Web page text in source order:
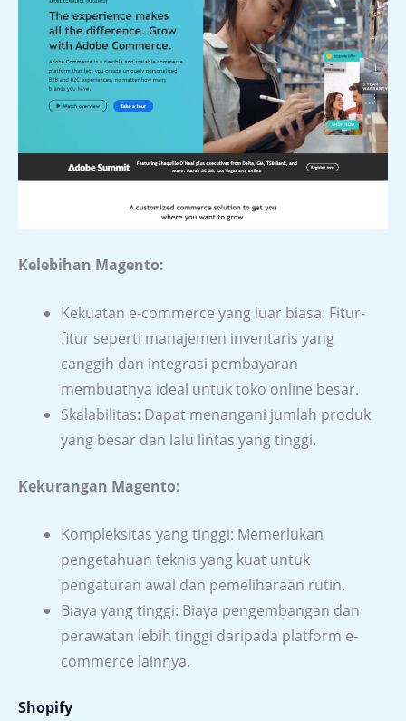
Kelebihan Magento:
Kekuatan e-commerce yang luar biasa: Fitur-
fitur seperti manajemen inventaris yang
canggih dan integrasi pembayaran
membuatnya ideal untuk toko online besar.
Skalabilitas: Dapat menangani jumlah produk
yang besar dan lalu lintas yang tinggi.
Kekurangan Magento:
Kompleksitas yang tinggi: Memerlukan
pengetahuan teknis yang kuat untuk
pengaturan awal dan pemeliharaan rutin.
Biaya yang tinggi: Biaya pengembangan dan
perawatan lebih tinggi daripada platform e-
commerce lainnya.
Shopify